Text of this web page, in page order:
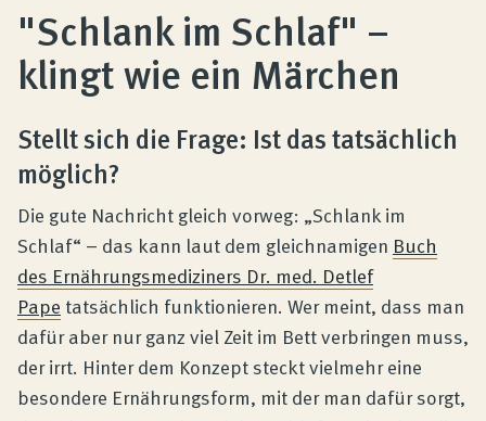
Kundenbewertungen
Unternehmen
Kontakt
Magazin
"Schlank im Schlaf" –
klingt wie ein Märchen
Stellt sich die Frage: Ist das tatsächlich
möglich?
Die gute Nachricht gleich vorweg: „Schlank im
Schlaf“ – das kann laut dem gleichnamigen Buch
des Ernährungsmediziners Dr. med. Detlef
Pape tatsächlich funktionieren. Wer meint, dass man
dafür aber nur ganz viel Zeit im Bett verbringen muss,
der irrt. Hinter dem Konzept steckt vielmehr eine
besondere Ernährungsform, mit der man dafür sorgt,